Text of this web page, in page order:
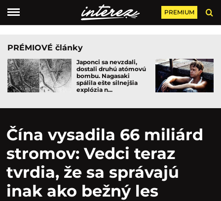
PREMIUM
PRÉMIOVÉ články
Japonci sa nevzdali,
dostali druhú atómovú
bombu. Nagasaki
spálila ešte silnejšia
explózia n...
Čína vysadila 66 miliárd
stromov: Vedci teraz
tvrdia, že sa správajú
inak ako bežný les